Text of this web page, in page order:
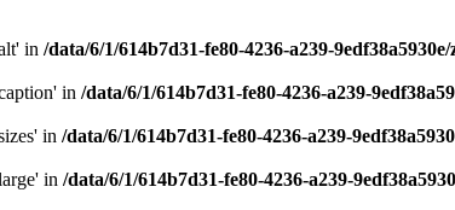
in /data/6/1/614b7d31-fe80-4236-a239-
in /data/6/1/614b7d31-fe80-4236-a239-
in /data/6/1/614b7d31-fe80-4236-a239-
in /data/6/1/614b7d31-fe80-4236-a239-